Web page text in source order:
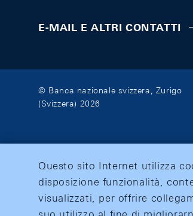
E-MAIL E ALTRI CONTATTI
© Banca nazionale svizzera, Zurigo
(Svizzera) 2026
Questo sito Internet utilizza
disposizione funzionalità,
visualizzati, per offrire